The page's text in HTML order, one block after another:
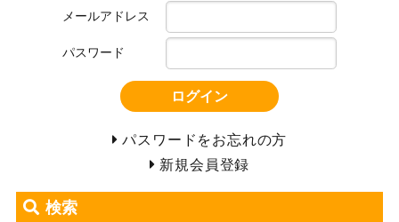
メールアドレス
パスワード
ログイン
パスワードをお忘れの方
新規会員登録
検索